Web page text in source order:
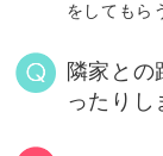
をしてもら
隣家と
ったりし